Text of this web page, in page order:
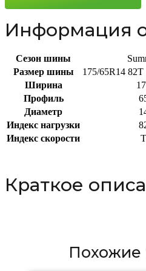
Информация
Сезон шины
Размер шины
175/65R14
Ширина
Профиль
Диаметр
Индекс нагрузки
Индекс скорости
T
Краткое
Похожие